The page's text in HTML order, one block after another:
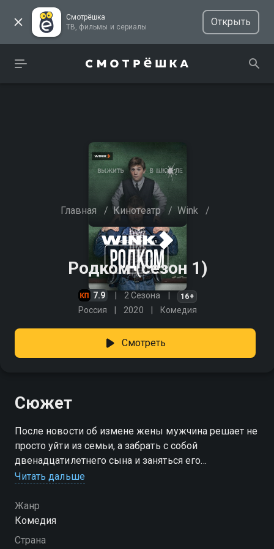
Смотрёшка
ТВ, фильмы и сериалы
Открыть
Главная / Кинотеатр / Wink /
Родком (сезон 1)
7.9 2 Сезона 16+
Россия 2020 Комедия
Смотреть
Сюжет
После новости об измене жены мужчина решает не
просто уйти из семьи, а забрать с собой
двенадцатилетнего сына и заняться его
воспитанием самостоятельно. Во время развода он
доказать, что именно он способен стать для ребёнка
надёжной опорой. Ради этого отец начинает строить
образ идеального родителя и неожиданно вступает
Читать дальше
Жанр
Комедия
Страна